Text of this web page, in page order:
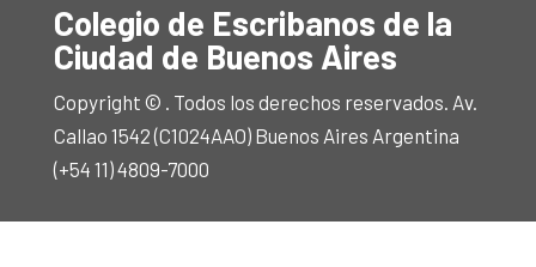
Colegio de Escribanos de la
Ciudad de Buenos Aires
Copyright © . Todos los derechos reservados. Av.
Callao 1542 (C1024AAO) Buenos Aires Argentina
(+54 11) 4809-7000